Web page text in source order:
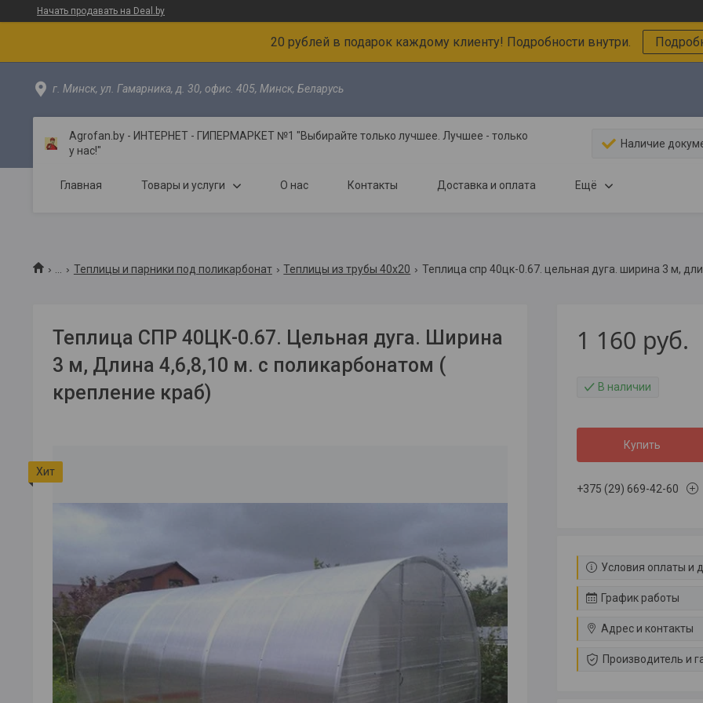
Начать продавать на Deal.by
20 рублей в подарок каждому клиенту! Подробности внутри.
г. Минск, ул. Гамарника, д. 30, офис. 405, Минск, Беларусь
Agrofan.by - ИНТЕРНЕТ - ГИПЕРМАРКЕТ №1 "Выбирайте только лучшее. Лучшее - только
у нас!"
Наличие
Главная Товары и услуги О нас Контакты Доставка и оплата Ещё
Теплицы и парники под поликарбонат Теплицы из трубы 40х20 Теплица спр 40цк-0.67. цельная дуга. ширина 3 м,
Теплица СПР 40ЦК-0.67. Цельная дуга. Ширина
3 м, Длина 4,6,8,10 м. с поликарбонатом (
крепление краб)
Хит
1 160 руб.
В наличии
Купить
+375 (29) 669-42-60
Условия оплаты и
График работы
Адрес и контакты
Производитель и